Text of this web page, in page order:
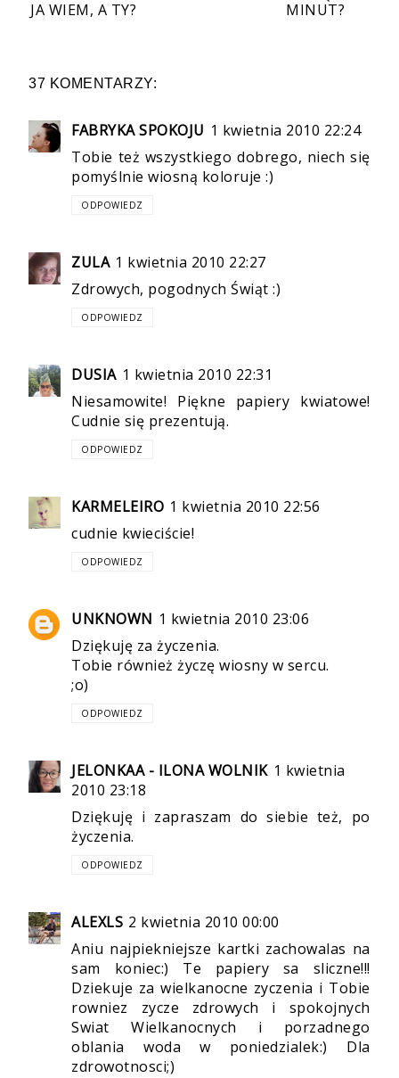
JA WIEM, A TY?
MINUT?
37 KOMENTARZY:
FABRYKA SPOKOJU 1 kwietnia 2010 22:24
Tobie też wszystkiego dobrego, niech się
pomyślnie wiosną koloruje :)
ODPOWIEDZ
ZULA 1 kwietnia 2010 22:27
Zdrowych, pogodnych Świąt :)
ODPOWIEDZ
DUSIA 1 kwietnia 2010 22:31
Niesamowite! Piękne papiery kwiatowe!
Cudnie się prezentują.
ODPOWIEDZ
KARMELEIRO 1 kwietnia 2010 22:56
cudnie kwieciście!
ODPOWIEDZ
UNKNOWN 1 kwietnia 2010 23:06
Dziękuję za życzenia.
Tobie również życzę wiosny w sercu.
;o)
ODPOWIEDZ
JELONKAA - ILONA WOLNIK 1 kwietnia
2010 23:18
Dziękuję i zapraszam do siebie też, po
życzenia.
ODPOWIEDZ
ALEXLS 2 kwietnia 2010 00:00
Aniu najpiekniejsze kartki zachowalas na
sam koniec:) Te papiery sa sliczne!!!
Dziekuje za wielkanocne zyczenia i Tobie
rowniez zycze zdrowych i spokojnych
Swiat Wielkanocnych i porzadnego
oblania woda w poniedzialek:) Dla
zdrowotnosci;)